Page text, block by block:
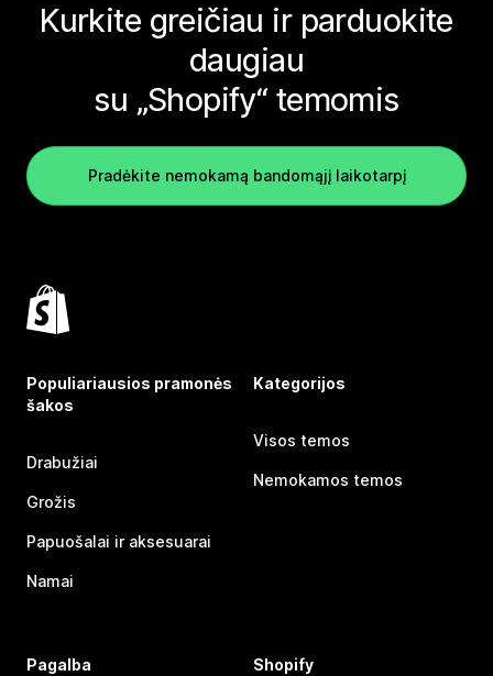
Kurkite greičiau ir parduokite
daugiau
su „Shopify“ temomis
Pradėkite nemokamą bandomąjį laikotarpį
Populiariausios pramonės
šakos
Drabužiai
Grožis
Papuošalai ir aksesuarai
Namai
Kategorijos
Visos temos
Nemokamos temos
Pagalba Shopify